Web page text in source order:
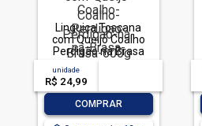
Linguiça Toscana
com Queijo Coalho
Perdigão na Brasa
600g
unidade
R$ 24,99
COMPRAR